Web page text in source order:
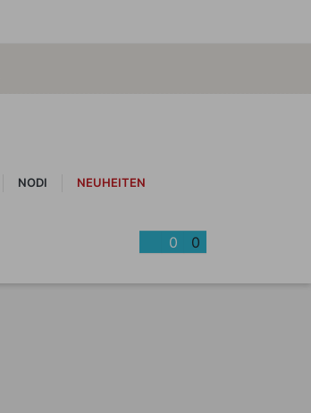
NODI NEUHEITEN
0 0